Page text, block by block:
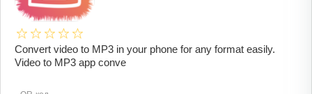
Convert video to MP3 in your phone for any format easily.
Video to MP3 app conve